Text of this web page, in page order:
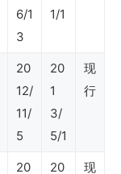
6/1
3
1/1
20
12/
11/
5
20
1
3/
5/1
现
行
20 20 现